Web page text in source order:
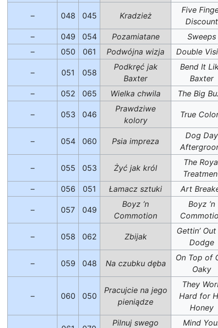
– 048 045 Kradzież
Five
Discount
–
049 054 Pozamiatane
Sweeps
–
050 061 Podwójna wizja Double
– 051 058
Podkręć jak
Baxter
Bend It
Baxter
–
052 065 Wielka chwila The Big
– 053 046
Prawdziwe
kolory
True
– 054 060 Psia impreza
Dog Day
– 055 053 Żyć jak król
The
–
056 051 Łamacz sztuki Art
– 057 049
Boyz ’n
Commotion
Boyz ’n
– 058 062 Zbijak
Gettin’
Dodge
– 059 048 Na czubku dęba
On Top of
Oaky
– 060 050
Pracujcie na jego
pieniądze
They
Hard for
Honey
Pilnuj swego Mind